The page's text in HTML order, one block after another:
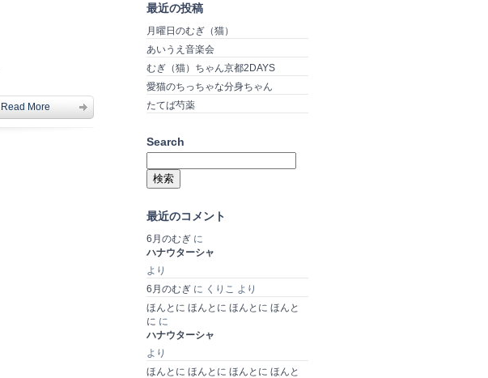
Read More
最近の投稿
月曜日のむぎ（猫）
あいうえ音楽会
むぎ（猫）ちゃん京都2DAYS
愛猫のちっちゃな分身ちゃん
たてば芍薬
Search
索:
最近のコメント
6月のむぎ に
ハナウターシャ
より
6月のむぎ に くりこ より
ほんとに ほんとに ほんとに ほんと
に に
ハナウターシャ
より
ほんとに ほんとに ほんとに ほんと